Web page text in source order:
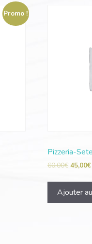
Promo !
Pizzeria-
60,00€ 45,00€
Ajouter